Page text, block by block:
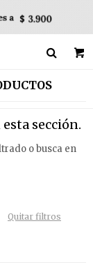
sección.
o busca en
Quitar filtros